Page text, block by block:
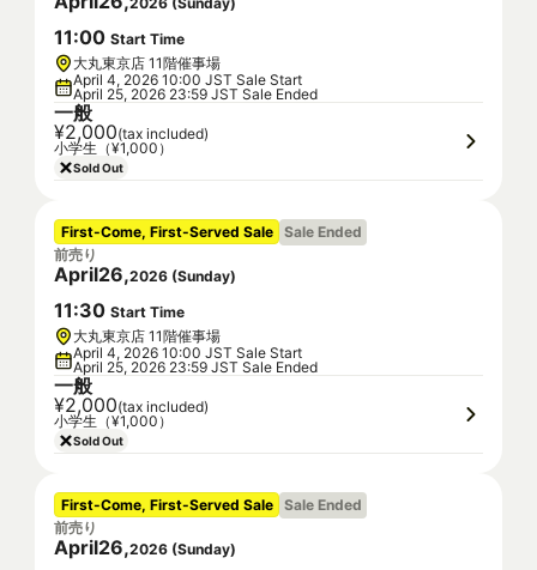
11:00 Start Time
大丸東京店 11階催事場
April 4, 2026 10:00 JST Sale Start
April 25, 2026 23:59 JST Sale Ended
一般
¥2,000(tax included)
小学生（¥1,000）
Sold Out
First-Come, First-Served Sale Sale Ended
前売り
April26,2026 (Sunday)
11:30 Start Time
大丸東京店 11階催事場
April 4, 2026 10:00 JST Sale Start
April 25, 2026 23:59 JST Sale Ended
一般
¥2,000(tax included)
小学生（¥1,000）
Sold Out
First-Come, First-Served Sale Sale Ended
前売り
April26,2026 (Sunday)